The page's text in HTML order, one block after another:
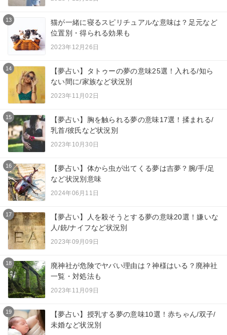
13
猫が一緒に寝るスピリチュアルな意味は？足元など
位置別・得られる効果も
2023年12月26日
14
【夢占い】タトゥーの夢の意味25選！入れる/知ら
ない間に/家族など状況別
2023年11月02日
15
【夢占い】胸を触られる夢の意味17選！揉まれる/
乳首/彼氏など状況別
2023年10月30日
16
【夢占い】体から虫が出てくる夢は吉夢？腕/手/足
など状況別意味
2024年06月11日
17
【夢占い】人を殺そうとする夢の意味20選！嫌いな
人/銃/ナイフなど状況別
2023年09月09日
18
廃神社が危険でヤバい理由は？神様はいる？廃神社
一覧・対処法も
2023年11月09日
19
【夢占い】授乳する夢の意味10選！赤ちゃん/双子/
未婚など状況別